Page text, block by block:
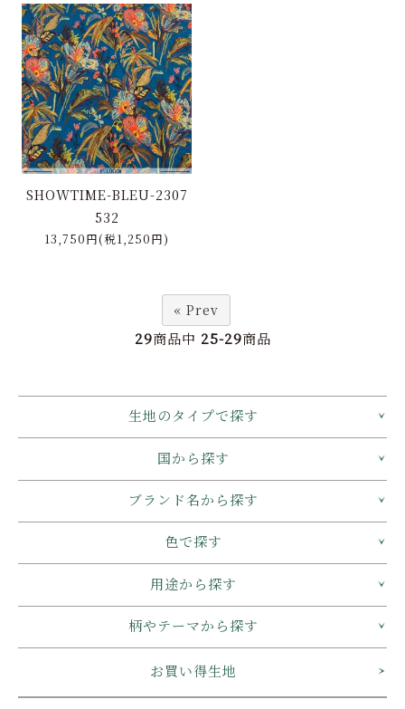
SHOWTIME-BLEU-2307
532
13,750円(税1,250円)
« Prev
29商品中 25-29商品
生地のタイプで探す
国から探す
ブランド名から探す
色で探す
用途から探す
柄やテーマから探す
お買い得生地